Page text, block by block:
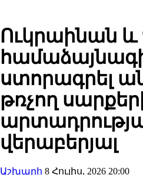
Ուկրաինան
ստորագրել
թռչող
վերաբերյալ
Աշխարհ 8 Հուլիս, 2026 20:00